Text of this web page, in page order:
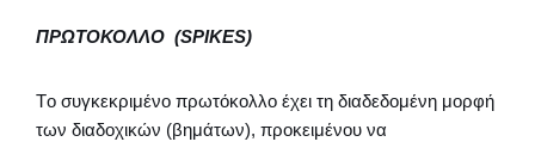
ΠΡΩΤΟΚΟΛΛΟ (SPIKES)
Tο συγκεκριμένο πρωτόκολλο έχει τη διαδεδομένη μορφή
των διαδοχικών (βημάτων), προκειμένου να